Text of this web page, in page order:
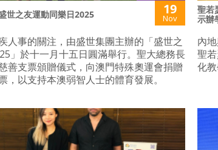
世之友運動同樂日2025 19
Nov
人事的關注，由盛世集團主辦的「盛世之
」於十一月十五日圓滿舉行。聖大總務長
善支票頒贈儀式，向澳門特殊奧運會捐贈
，以支持本澳弱智人士的體育發展。
聖若
示辦
內
聖
化